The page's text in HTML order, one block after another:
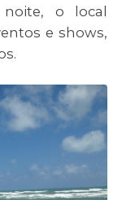
o local
e shows,